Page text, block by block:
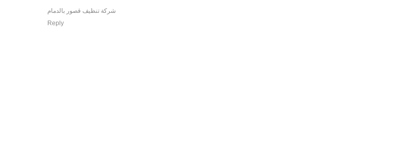
شركة تنظيف قصور بالدمام
Reply